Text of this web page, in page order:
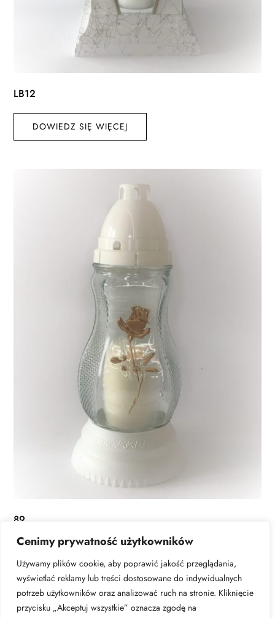
Cenimy prywatność użytkowników
Używamy plików cookie, aby poprawić jakość przeglądania,
wyświetlać reklamy lub treści dostosowane do indywidualnych
potrzeb użytkowników oraz analizować ruch na stronie. Kliknięcie
przycisku „Akceptuj wszystkie” oznacza zgodę na
LB12
DOWIEDZ SIĘ WIĘCEJ
89